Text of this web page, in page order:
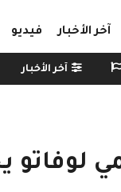
آخر الأخبار فيديو
آخر الأخبار